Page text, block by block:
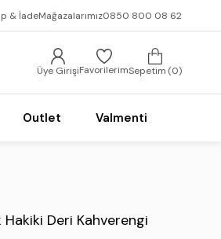
& İadeMağazalarımız0850 800 08 62
Üye GirişiFavorilerimSepetim 0
Outlet Valmenti
Deri Kahverengi